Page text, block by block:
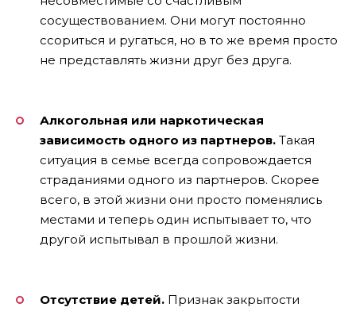
сосуществованием. Они могут постоянно
ссориться и ругаться, но в то же время просто
не представлять жизни друг без друга.
Алкогольная или наркотическая
зависимость одного из партнеров. Такая
ситуация в семье всегда сопровождается
страданиями одного из партнеров. Скорее
всего, в этой жизни они просто поменялись
местами и теперь один испытывает то, что
другой испытывал в прошлой жизни.
Отсутствие детей. Признак закрытости